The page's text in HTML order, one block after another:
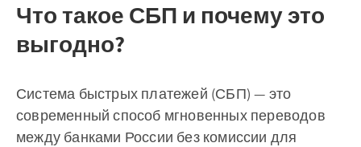
Что такое СБП и почему это
выгодно?
Система быстрых платежей (СБП) — это
современный способ мгновенных переводов
между банками России без комиссии для